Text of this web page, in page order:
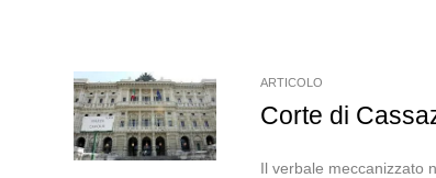
ARTICOLO
Corte di
Il verbale meccanizzato